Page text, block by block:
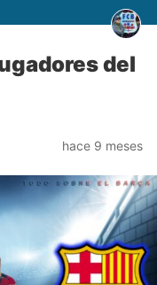
del
hace 9 meses